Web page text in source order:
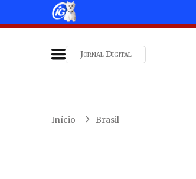
Jornal Digital
Início Brasil